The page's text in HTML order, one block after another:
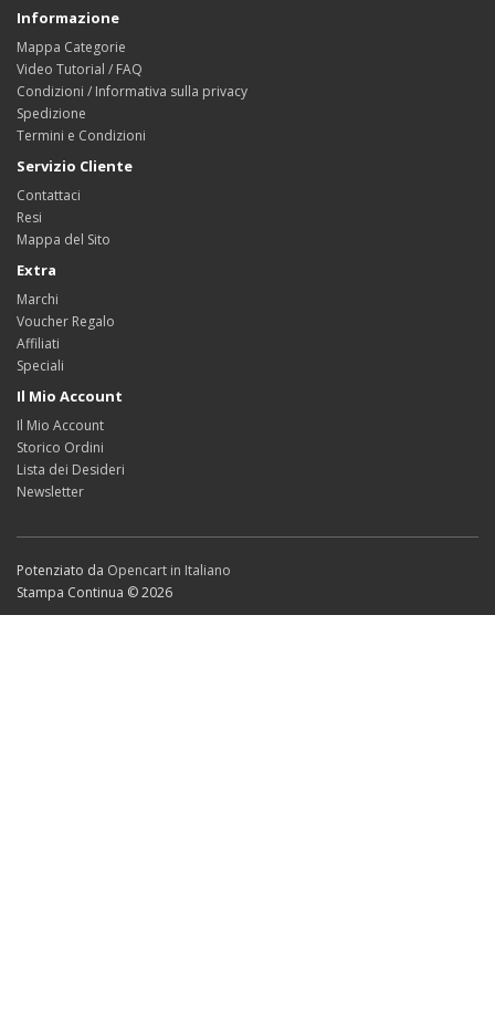
Informazione
Mappa Categorie
Video Tutorial / FAQ
Condizioni / Informativa sulla privacy
Spedizione
Termini e Condizioni
Servizio Cliente
Contattaci
Resi
Mappa del Sito
Extra
Marchi
Voucher Regalo
Affiliati
Speciali
Il Mio Account
Il Mio Account
Storico Ordini
Lista dei Desideri
Newsletter
Potenziato da Opencart in Italiano
Stampa Continua © 2026